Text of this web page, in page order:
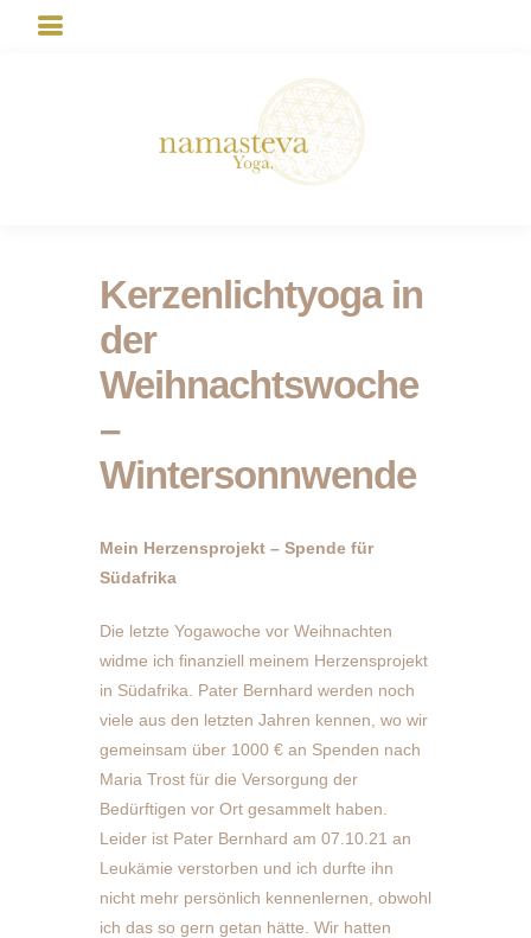
Kerzenlichtyoga in
der
Weihnachtswoche
–
Wintersonnwende
Mein Herzensprojekt – Spende für
Südafrika
Die letzte Yogawoche vor Weihnachten
widme ich finanziell meinem Herzensprojekt
in Südafrika. Pater Bernhard werden noch
viele aus den letzten Jahren kennen, wo wir
gemeinsam über 1000 € an Spenden nach
Maria Trost für die Versorgung der
Bedürftigen vor Ort gesammelt haben.
Leider ist Pater Bernhard am 07.10.21 an
Leukämie verstorben und ich durfte ihn
nicht mehr persönlich kennenlernen, obwohl
ich das so gern getan hätte. Wir hatten